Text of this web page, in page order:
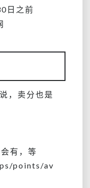
日之前
，卖分也是
有，等
points/av